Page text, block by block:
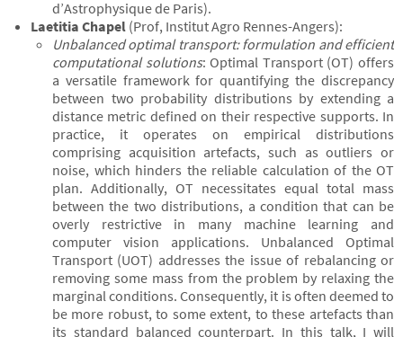
d’Astrophysique de Paris).
Laetitia Chapel (Prof, Institut Agro Rennes-Angers):
Unbalanced optimal transport: formulation and efficient
computational solutions: Optimal Transport (OT) offers
a versatile framework for quantifying the discrepancy
between two probability distributions by extending a
distance metric defined on their respective supports. In
practice, it operates on empirical distributions
comprising acquisition artefacts, such as outliers or
noise, which hinders the reliable calculation of the OT
plan. Additionally, OT necessitates equal total mass
between the two distributions, a condition that can be
overly restrictive in many machine learning and
computer vision applications. Unbalanced Optimal
Transport (UOT) addresses the issue of rebalancing or
removing some mass from the problem by relaxing the
marginal conditions. Consequently, it is often deemed to
be more robust, to some extent, to these artefacts than
its standard balanced counterpart. In this talk, I will